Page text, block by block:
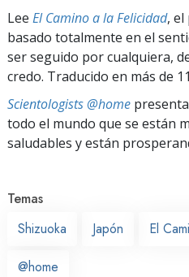
Lee El Camino a la Felicidad, el
basado totalmente en el
ser seguido por cualquiera,
credo. Traducido en más de
Scientologists @home
todo el mundo que se están
saludables y están
Temas
Shizuoka
Japón El
@home